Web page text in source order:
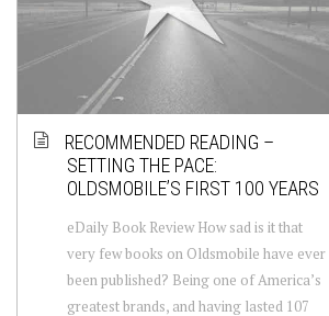
RECOMMENDED READING –
SETTING THE PACE:
OLDSMOBILE’S FIRST 100 YEARS
eDaily Book Review How sad is it that
very few books on Oldsmobile have ever
been published? Being one of America’s
greatest brands, and having lasted 107